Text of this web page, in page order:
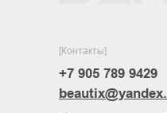
[Контакты]
+7 905 789 9429